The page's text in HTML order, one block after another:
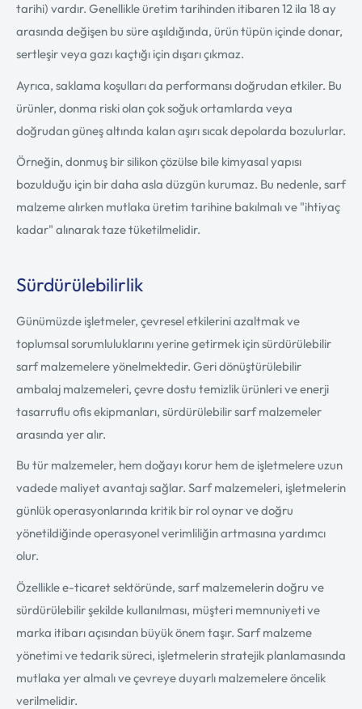
tarihi) vardır. Genellikle üretim tarihinden itibaren 12 ila 18 ay
arasında değişen bu süre aşıldığında, ürün tüpün içinde donar,
sertleşir veya gazı kaçtığı için dışarı çıkmaz.
Ayrıca, saklama koşulları da performansı doğrudan etkiler. Bu
ürünler, donma riski olan çok soğuk ortamlarda veya
doğrudan güneş altında kalan aşırı sıcak depolarda bozulurlar.
Örneğin, donmuş bir silikon çözülse bile kimyasal yapısı
bozulduğu için bir daha asla düzgün kurumaz. Bu nedenle, sarf
malzeme alırken mutlaka üretim tarihine bakılmalı ve "ihtiyaç
kadar" alınarak taze tüketilmelidir.
Sürdürülebilirlik
Günümüzde işletmeler, çevresel etkilerini azaltmak ve
toplumsal sorumluluklarını yerine getirmek için sürdürülebilir
sarf malzemelere yönelmektedir. Geri dönüştürülebilir
ambalaj malzemeleri, çevre dostu temizlik ürünleri ve enerji
tasarruflu ofis ekipmanları, sürdürülebilir sarf malzemeler
arasında yer alır.
Bu tür malzemeler, hem doğayı korur hem de işletmelere uzun
vadede maliyet avantajı sağlar. Sarf malzemeleri, işletmelerin
günlük operasyonlarında kritik bir rol oynar ve doğru
yönetildiğinde operasyonel verimliliğin artmasına yardımcı
olur.
Özellikle e-ticaret sektöründe, sarf malzemelerin doğru ve
sürdürülebilir şekilde kullanılması, müşteri memnuniyeti ve
marka itibarı açısından büyük önem taşır. Sarf malzeme
yönetimi ve tedarik süreci, işletmelerin stratejik planlamasında
mutlaka yer almalı ve çevreye duyarlı malzemelere öncelik
verilmelidir.